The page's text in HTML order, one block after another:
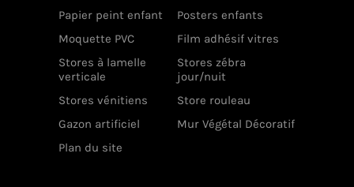
Papier peint enfant
Posters enfants
Moquette PVC
Film adhésif vitres
Stores à lamelle
verticale
Stores zébra
jour/nuit
Stores vénitiens
Store rouleau
Gazon artificiel
Mur Végétal Décoratif
Plan du site